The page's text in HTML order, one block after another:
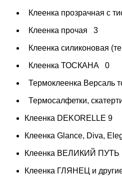
Клеенка прозрачная с
Клеенка прочая 3
Клеенка силиконовая
Клеенка ТОСКАНА 0
Термоклеенка Версаль
Термосалфетки,
Клеенка DEKORELLE 9
Клеенка Glance, Diva,
Клеенка ВЕЛИКИЙ ПУТЬ
Клеенка ГЛЯНЕЦ и